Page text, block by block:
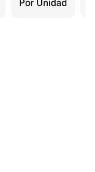
Por Unidad